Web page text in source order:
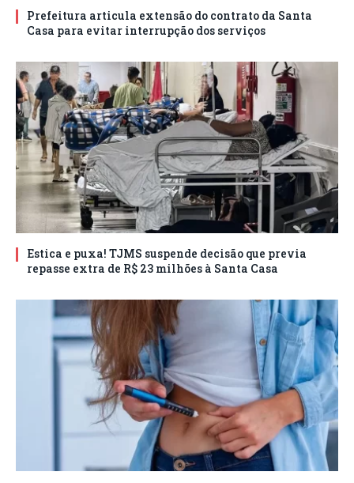
Prefeitura articula extensão do contrato da Santa
Casa para evitar interrupção dos serviços
Estica e puxa! TJMS suspende decisão que previa
repasse extra de R$ 23 milhões à Santa Casa